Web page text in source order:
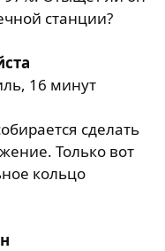
станции?
16 минут
сделать
Только вот
кольцо